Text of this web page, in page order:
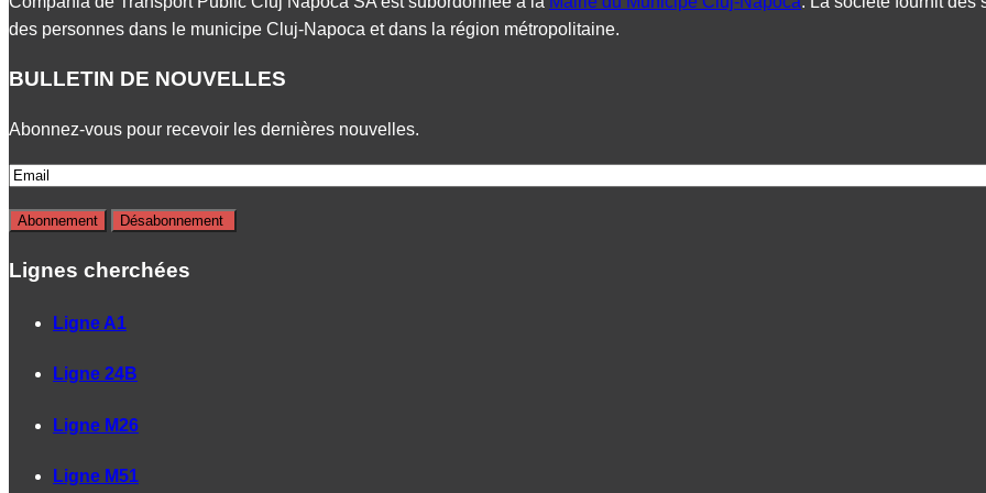
des personnes dans le municipe Cluj-Napoca et dans la région métropolitaine.
BULLETIN DE NOUVELLES
Abonnez-vous pour recevoir les dernières nouvelles.
Lignes cherchées
Ligne A1
Ligne 24B
Ligne M26
Ligne M51